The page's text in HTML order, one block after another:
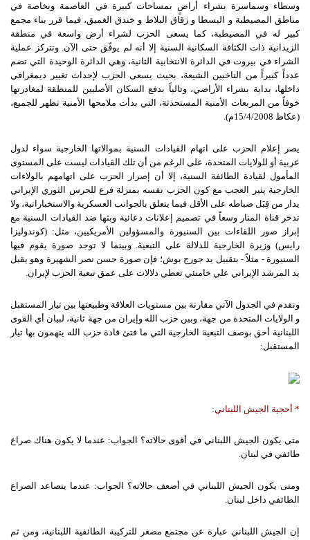
وسطاء وسماسرة بشراء أراضٍ بمساحات كبيرة في العاصمة وبخاصة في
مناطق المصيطبة و البسطا و زقاق البلاط و خندق الغميق، فيما قرر بناء مجمع
كبير له في المصيطبة، كما يسعى الحزب لشراء أرض واسعة في منطقة
الزيدانية ذات الكثافة السكانية السنية إلا أنه لم يوفّق حتى الآن. وتتركز عملية
الشراء في بيروت في الدائرة الانتخابية الثانية، وهي الدائرة الوحيدة التي تضم
عدداً كبيراً من الناخبين الشيعة، بحيث يسعى الحزب لإحداث تغيير ديمغرافي
داخلها، بداية بشراء الأراضي، وتالياً بدفع السكان الأصليين للمنطقة لمغادرتها
خوفاً من المربعات الأمنية المستحدثة، التي بدأت ملامحها الأمنية تظهر للجميع،
(عكاظ 15/4/2008م).
يصر إعلام الحزب على اتهام القيادات السنية بموالاتها الخارجية سواء لدول
عربية أو للولايات المتحدة، على الرغم من أن تلك القيادات ليست على المستوى
المأمول لقيادة الطائفة السنية، إلا أن إصرار الحزب على اتهامهم بالولاءات
الخارجية يثير العجب مع كون الحزب نفسه بمنزلة فرع للحرس الثوري الإيراني
يدار من قِبَل ضباطه على الأقل فيما يتعلق بالجوانب العسكرية والاستخباراتية، ولا
تدخر قناة المنار وسعاً في تصميم إعلانات دعائية وبثها ضد القيادات السنية مع
إبراز صور اللقاءات بين السنيورة والمسؤولين الأمريكيين، مثل: (كوندوليزا
رايس) وزيرة الخارجية للدلالة على التبعية. وبينما لا توجد صورة يقوم فيها
السنيورة - مثلاً - بتقبيل يد جورج بوش؛ فإن صورة حسن نصر الشهيرة وهو يقبل
يد المرشد الإيراني علي خامنئي تعطي دلالات على عمق تبعية الحزب لإيران.
ونقدم في الجدول الآتي مقارنة بين مستويات العلاقة وطبيعتها بين تيار المستقبل
و الولايات المتحدة من جهة، وبين حزب الله وإيران من جهة ثانية، لبيان أي القوى
اللبنانية أحق بوصف التبعية الخارجية التي ما فتئ قادة حزب الله يتهمون بها تيار
المستقبل:
* أحجية الجيش اللبناني:
متى يكون الجيش اللبناني في أقوى حالاته؟ الجواب: عندما لا يكون هناك صراع
طائفي في لبنان.
ومتى يكون الجيش اللبناني في أضعف حالاته؟ الجواب: عندما يتصاعد الصراع
الطائفي داخل لبنان.
إن الجيش اللبناني عبارة عن مجتمع مصغر للتركيبة الطائفية اللبنانية، ومن ثم